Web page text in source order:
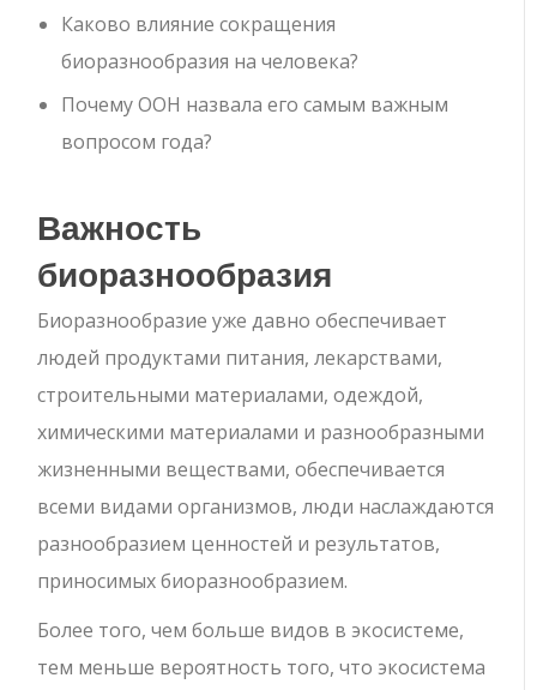
Каково влияние сокращения
биоразнообразия на человека?
Почему ООН назвала его самым важным
вопросом года?
Важность
биоразнообразия
Биоразнообразие уже давно обеспечивает
людей продуктами питания, лекарствами,
строительными материалами, одеждой,
химическими материалами и разнообразными
жизненными веществами, обеспечивается
всеми видами организмов, люди наслаждаются
разнообразием ценностей и результатов,
приносимых биоразнообразием.
Более того, чем больше видов в экосистеме,
тем меньше вероятность того, что экосистема